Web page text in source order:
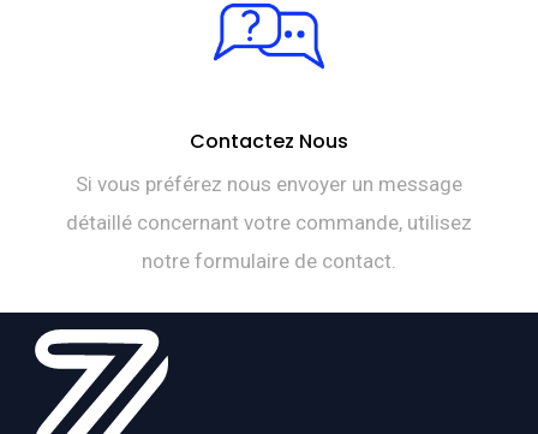
Contactez Nous
Si vous préférez nous envoyer un message
détaillé concernant votre commande, utilisez
notre formulaire de contact.